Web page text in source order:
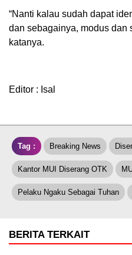
“Nanti kalau sudah dapat
dan sebagainya, modus dan
katanya.
Editor : Isal
Tag : Breaking News
Kantor MUI Diserang OTK
Pelaku Ngaku Sebagai Tuhan
BERITA TERKAIT